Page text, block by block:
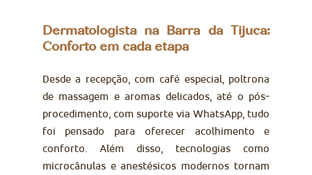
Dermatologista na Barra da Tijuca:
Conforto em cada etapa
Desde a recepção, com café especial, poltrona
de massagem e aromas delicados, até o pós-
procedimento, com suporte via WhatsApp, tudo
foi pensado para oferecer acolhimento e
conforto. Além disso, tecnologias como
microcânulas e anestésicos modernos tornam